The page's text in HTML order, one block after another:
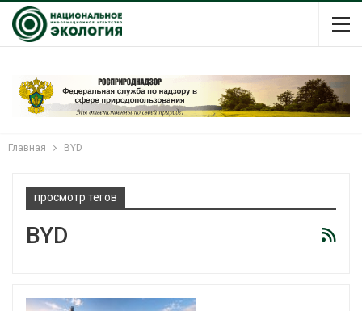
Главная BYD
просмотр тегов
BYD